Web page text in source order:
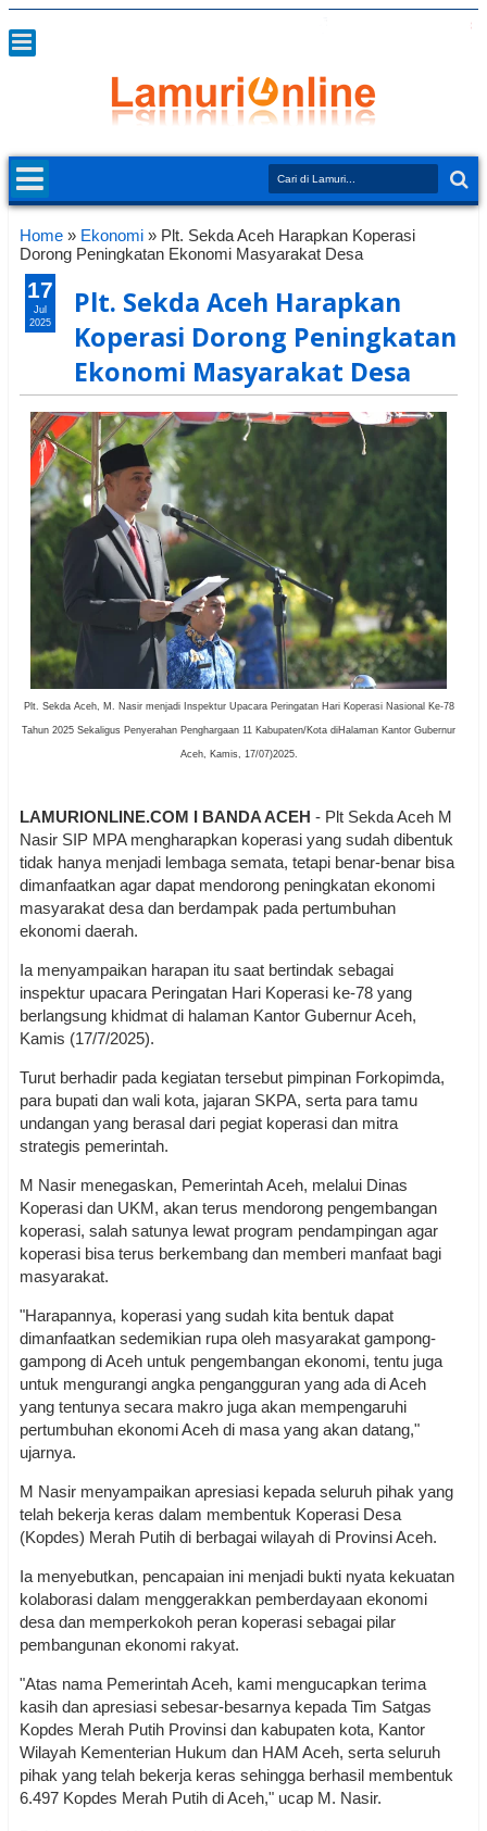
Home » Ekonomi » Plt. Sekda Aceh Harapkan Koperasi
Dorong Peningkatan Ekonomi Masyarakat Desa
Plt. Sekda Aceh Harapkan
Koperasi Dorong Peningkatan
Ekonomi Masyarakat Desa
Plt. Sekda Aceh, M. Nasir menjadi Inspektur Upacara Peringatan Hari Koperasi Nasional Ke-78
Tahun 2025 Sekaligus Penyerahan Penghargaan 11 Kabupaten/Kota diHalaman Kantor Gubernur
Aceh, Kamis, 17/07)2025.
LAMURIONLINE.COM I BANDA ACEH - Plt Sekda Aceh M
Nasir SIP MPA mengharapkan koperasi yang sudah dibentuk
tidak hanya menjadi lembaga semata, tetapi benar-benar bisa
dimanfaatkan agar dapat mendorong peningkatan ekonomi
masyarakat desa dan berdampak pada pertumbuhan
ekonomi daerah.
Ia menyampaikan harapan itu saat bertindak sebagai
inspektur upacara Peringatan Hari Koperasi ke-78 yang
berlangsung khidmat di halaman Kantor Gubernur Aceh,
Kamis (17/7/2025).
Turut berhadir pada kegiatan tersebut pimpinan Forkopimda,
para bupati dan wali kota, jajaran SKPA, serta para tamu
undangan yang berasal dari pegiat koperasi dan mitra
strategis pemerintah.
M Nasir menegaskan, Pemerintah Aceh, melalui Dinas
Koperasi dan UKM, akan terus mendorong pengembangan
koperasi, salah satunya lewat program pendampingan agar
koperasi bisa terus berkembang dan memberi manfaat bagi
masyarakat.
"Harapannya, koperasi yang sudah kita bentuk dapat
dimanfaatkan sedemikian rupa oleh masyarakat gampong-
gampong di Aceh untuk pengembangan ekonomi, tentu juga
untuk mengurangi angka pengangguran yang ada di Aceh
yang tentunya secara makro juga akan mempengaruhi
pertumbuhan ekonomi Aceh di masa yang akan datang,"
ujarnya.
M Nasir menyampaikan apresiasi kepada seluruh pihak yang
telah bekerja keras dalam membentuk Koperasi Desa
(Kopdes) Merah Putih di berbagai wilayah di Provinsi Aceh.
Ia menyebutkan, pencapaian ini menjadi bukti nyata kekuatan
kolaborasi dalam menggerakkan pemberdayaan ekonomi
desa dan memperkokoh peran koperasi sebagai pilar
pembangunan ekonomi rakyat.
"Atas nama Pemerintah Aceh, kami mengucapkan terima
kasih dan apresiasi sebesar-besarnya kepada Tim Satgas
Kopdes Merah Putih Provinsi dan kabupaten kota, Kantor
Wilayah Kementerian Hukum dan HAM Aceh, serta seluruh
pihak yang telah bekerja keras sehingga berhasil membentuk
6.497 Kopdes Merah Putih di Aceh," ucap M. Nasir.
17
Jul
2025